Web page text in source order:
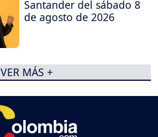
Santander del sábado 8
de agosto de 2026
VER MÁS +